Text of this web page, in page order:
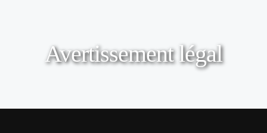
Avertissement légal